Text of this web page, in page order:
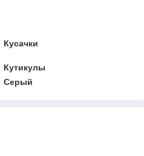
Кусачки
Кутикулы
Серый